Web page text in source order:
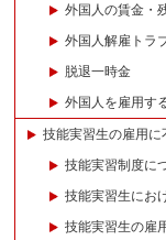
外国人の賃金・
外国人解雇トラ
脱退一時金
外国人を雇用す
技能実習生の雇用
技能実習制度に
技能実習生にお
技能実習生の雇